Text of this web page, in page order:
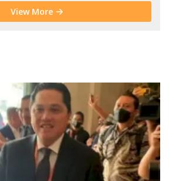
View More